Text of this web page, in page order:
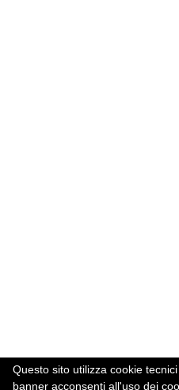
Questo sito utilizza cookie
banner acconsenti all'uso dei